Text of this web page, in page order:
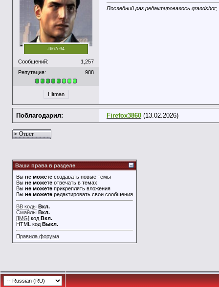
#667e34
Сообщений:
1,257
Репутация:
988
Hitman
Последний раз редактировалось
Поблагодарил: Firefox3860 (13.02.2026)
Ответ
Ваши права в разделе
Вы не можете создавать новые темы
Вы не можете отвечать в темах
Вы не можете прикреплять вложения
Вы не можете редактировать свои сообщения
BB коды Вкл.
Смайлы Вкл.
[IMG] код Вкл.
HTML код Выкл.
Правила форума